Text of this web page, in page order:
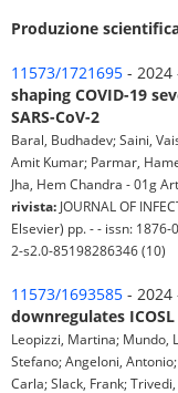
Produzione
11573/1721695 - 2024
shaping COVID-19
SARS-CoV-2
Baral, Budhadev; Saini,
Amit Kumar; Parmar,
Jha, Hem Chandra - 01g
rivista: JOURNAL OF
Elsevier) pp. - - issn:
2-s2.0-85198286346 (10)
11573/1693585 - 2024
downregulates
Leopizzi, Martina; Mundo,
Stefano; Angeloni,
Carla; Slack, Frank;